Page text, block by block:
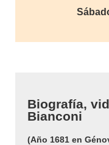
Biografía,
Bianconi
(Año 1681 en